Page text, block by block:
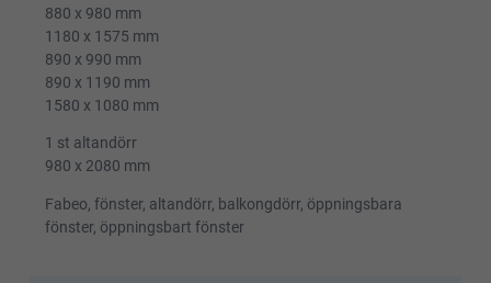
880 x 980 mm
1180 x 1575 mm
890 x 990 mm
890 x 1190 mm
1580 x 1080 mm
1 st altandörr
980 x 2080 mm
Fabeo, fönster, altandörr, balkongdörr, öppningsbara
fönster, öppningsbart fönster